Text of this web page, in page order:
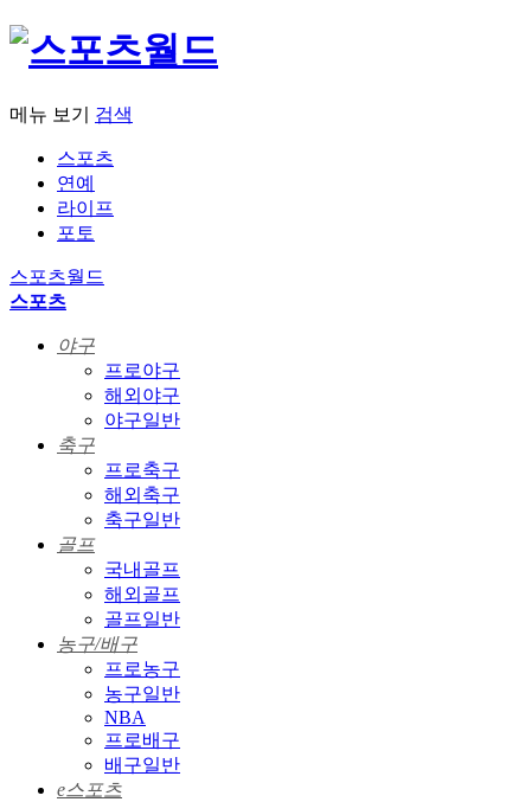
메뉴 보기 검색
스포츠
연예
라이프
포토
스포츠월드
스포츠
야구
프로야구
해외야구
야구일반
축구
프로축구
해외축구
축구일반
골프
국내골프
해외골프
골프일반
농구/배구
프로농구
농구일반
NBA
프로배구
배구일반
e스포츠